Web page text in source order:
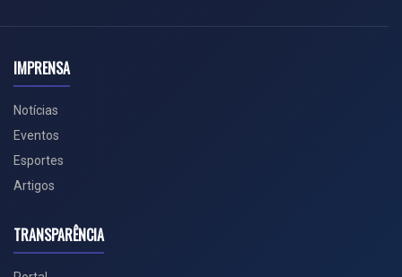
IMPRENSA
Notícias
Eventos
Esportes
Artigos
TRANSPARÊNCIA